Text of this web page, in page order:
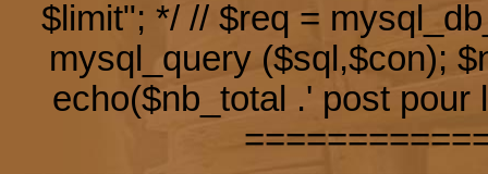
$limit"; */ // $req =
mysql_query ($sql,$con);
echo($nb_total .' post